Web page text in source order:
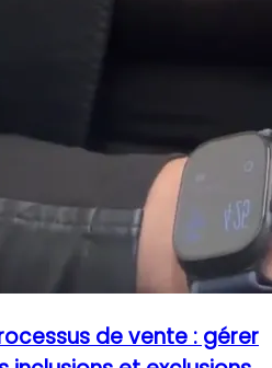
de vente : gérer